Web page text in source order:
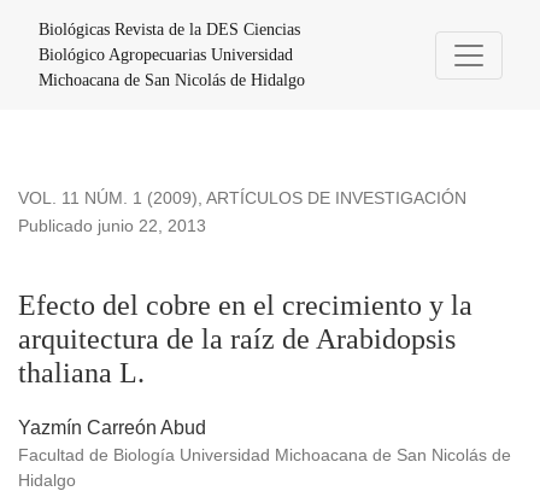
Biológicas Revista de la DES Ciencias
Biológico Agropecuarias Universidad
Michoacana de San Nicolás de Hidalgo
VOL. 11 NÚM. 1 (2009), ARTÍCULOS DE INVESTIGACIÓN
Efecto del cobre en el crecimiento y la
arquitectura de la raíz de Arabidopsis
thaliana L.
Publicado junio 22, 2013
Yazmín Carreón Abud
Facultad de Biología Universidad Michoacana de San Nicolás de
Hidalgo